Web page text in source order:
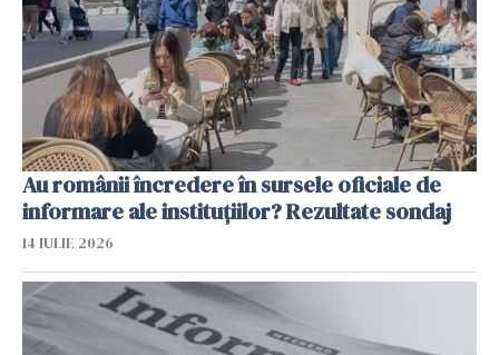
Au românii încredere în sursele oficiale de
informare ale instituțiilor? Rezultate sondaj
14 IULIE 2026